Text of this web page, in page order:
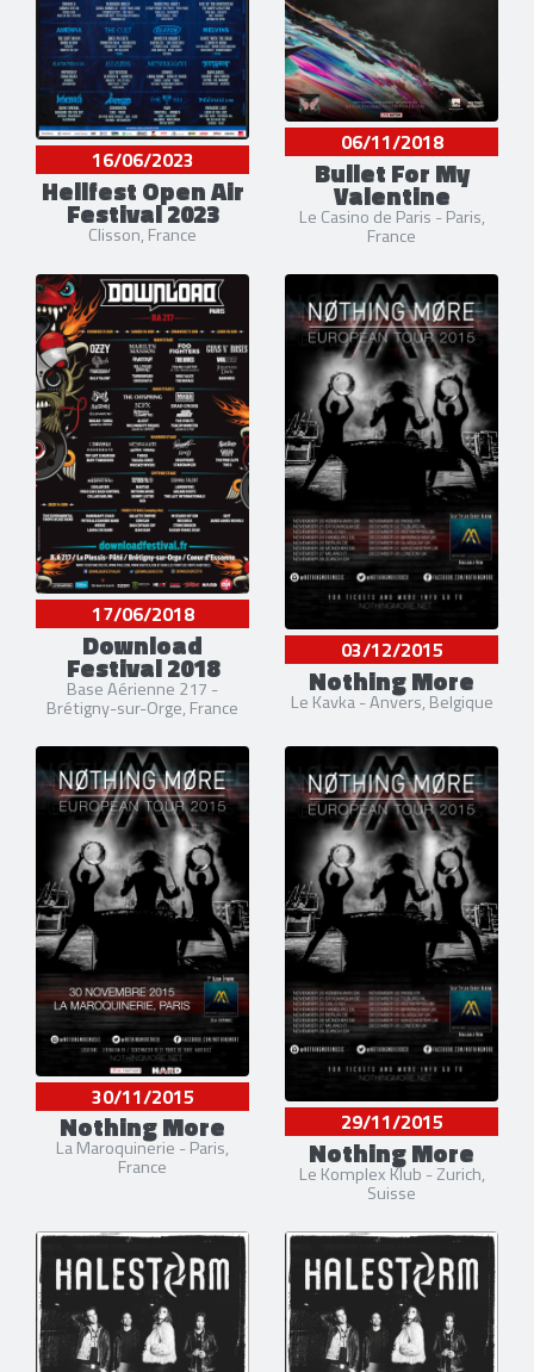
16/06/2023
Hellfest Open Air
Festival 2023
Clisson, France
06/11/2018
Bullet For My
Valentine
Le Casino de Paris - Paris,
France
17/06/2018
Download
Festival 2018
Base Aérienne 217 -
Brétigny-sur-Orge, France
03/12/2015
Nothing More
Le Kavka - Anvers, Belgique
30/11/2015
Nothing More
La Maroquinerie - Paris,
France
29/11/2015
Nothing More
Le Komplex Klub - Zurich,
Suisse